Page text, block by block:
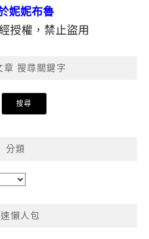
妮妮布魯
授權，禁止盜用
章 搜尋關鍵字
分類
懶人包